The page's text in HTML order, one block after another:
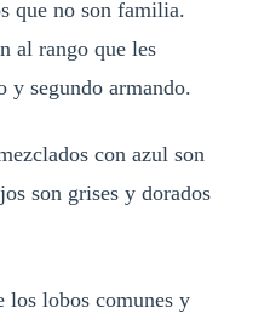
que no son familia.
al rango que les
y segundo armando.
con azul son
son grises y dorados
los lobos comunes y